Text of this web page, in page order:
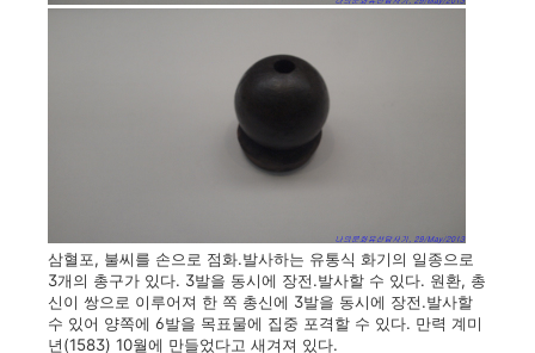
삼혈포, 불씨를 손으로 점화.발사하는 유통식 화기의 일종으로
3개의 총구가 있다. 3발을 동시에 장전.발사할 수 있다. 원환, 총
신이 쌍으로 이루어져 한 쪽 총신에 3발을 동시에 장전.발사할
수 있어 양쪽에 6발을 목표물에 집중 포격할 수 있다. 만력 계미
년(1583) 10월에 만들었다고 새겨져 있다.